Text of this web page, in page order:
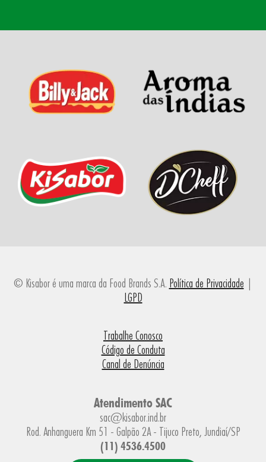
© Kisabor é uma marca da Food Brands S.A. Política de Privacidade |
LGPD
Trabalhe Conosco
Código de Conduta
Canal de Denúncia
Atendimento SAC
sac@kisabor.ind.br
Rod. Anhanguera Km 51 - Galpão 2A - Tijuco Preto, Jundiaí/SP
(11) 4536.4500